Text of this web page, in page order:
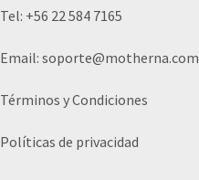
Tel: +56 22 584 7165
Email: soporte@motherna.com
Términos y Condiciones
Políticas de privacidad